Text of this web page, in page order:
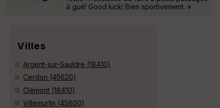
à gué! Good luck! Bien sportivement. »
Villes
Argent-sur-Sauldre (18410)
Cerdon (45620)
Clémont (18410)
Villemurlin (45600)